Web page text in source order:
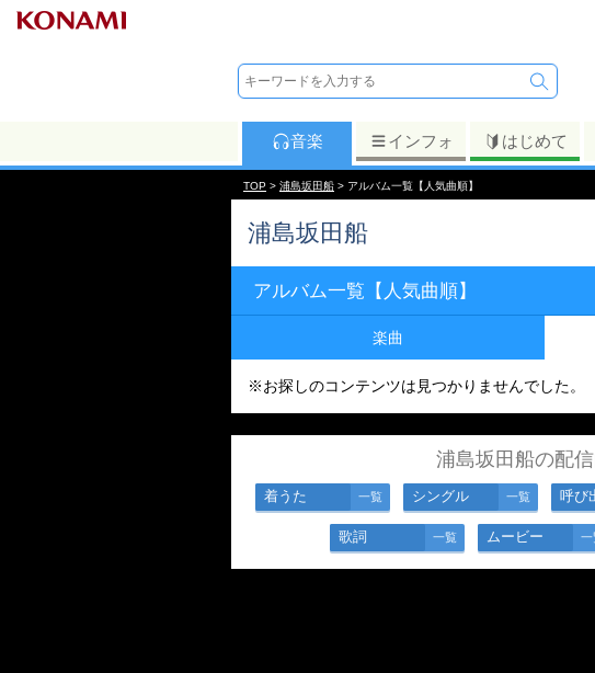
音楽 インフォ はじめて
TOP > 浦島坂田船 > アルバム一覧【人気曲順】
浦島坂田船
アルバム一覧【人気曲順】
楽曲
※お探しのコンテンツは見つかりませんでした。
浦島坂田船の配
着うた 一覧 シングル 一覧 呼び
歌詞 一覧 ムービー 一